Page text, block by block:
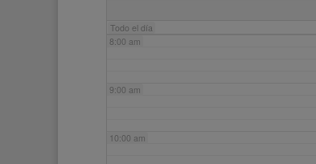
Todo el día
8:00 am
9:00 am
10:00 am